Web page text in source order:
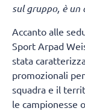
sul gruppo, è un
Accanto alle
Sport Arpad
stata
promozionali
squadra e il
le campionesse